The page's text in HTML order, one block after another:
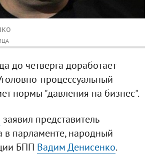
до четверга доработает
процессуальный
нормы "давления на бизнес".
заявил представитель
в парламенте, народный
БПП Вадим Денисенко.